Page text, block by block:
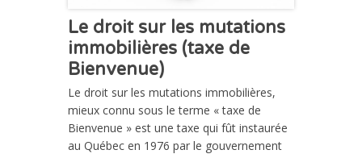
Le droit sur les mutations
immobilières (taxe de
Bienvenue)
Le droit sur les mutations immobilières,
mieux connu sous le terme « taxe de
Bienvenue » est une taxe qui fût instaurée
au Québec en 1976 par le gouvernement